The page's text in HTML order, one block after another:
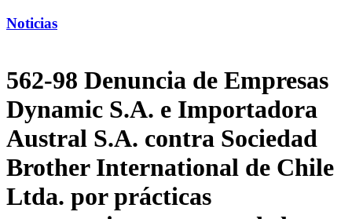
Noticias
562-98 Denuncia de Empresas
Dynamic S.A. e Importadora
Austral S.A. contra Sociedad
Brother International de Chile
Ltda. por prácticas